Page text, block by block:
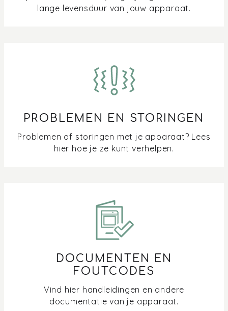
lange levensduur van jouw apparaat.
PROBLEMEN EN STORINGEN
Problemen of storingen met je apparaat? Lees
hier hoe je ze kunt verhelpen.
DOCUMENTEN EN
FOUTCODES
Vind hier handleidingen en andere
documentatie van je apparaat.